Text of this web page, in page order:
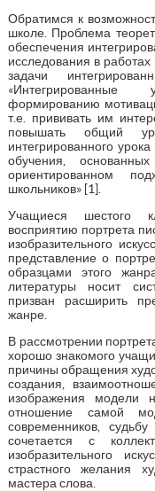
Обратимся к
школе. Проблема
обеспечения
исследования в
задачи
«Интегрированные
формированию
т.е. прививать им
повышать общий
интегрированного
обучения,
ориентированном
школьников» [1].
Учащиеся шестого
восприятию портрета
изобразительного
представление о
образцами этого
литературы носит
призван расширить
жанре.
В рассмотрении
хорошо знакомого
причины обращения
создания,
изображения модели
отношение самой
современников,
сочетается с
изобразительного
страстного желания
мастера слова.